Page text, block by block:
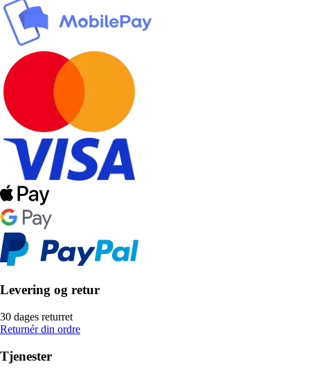
Levering og retur
30 dages returret
Returnér din ordre
Tjenester